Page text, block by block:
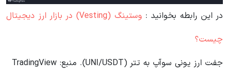
در این رابطه بخوانید‌ :
وستینگ (Vesting) در بازار ارز دیجیتال
چیست؟
جفت ارز یونی سوآپ به تتر (UNI/USDT). منبع: TradingView